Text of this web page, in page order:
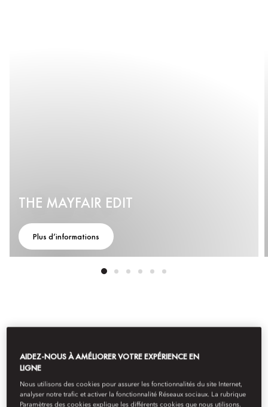
THE MAYFAIR EDIT
Plus d’informations
DES EXPÉRIENCES
UNIQUES RIEN QUE
POUR VOUS
AIDEZ-NOUS À AMÉLIORER VOTRE EXPÉRIENCE EN
LIGNE
Nous utilisons des cookies pour assurer les fonctionnalités du site Internet,
analyser notre trafic et activer la fonctionnalité Réseaux sociaux. La rubrique
Paramètres des cookies explique les différents cookies que nous utilisons.